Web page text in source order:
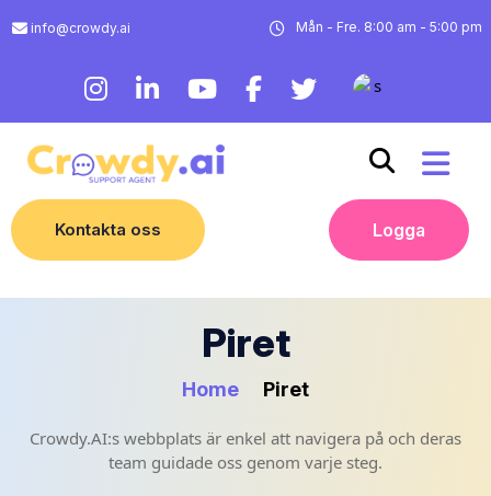
info@crowdy.ai Mån - Fre. 8:00 am - 5:00 pm
Kontakta oss Logga
Piret
Home Piret
Crowdy.AI:s webbplats är enkel att navigera på och deras
team guidade oss genom varje steg.